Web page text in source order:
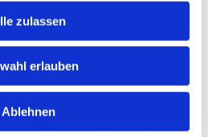
zulassen
erlauben
Ablehnen